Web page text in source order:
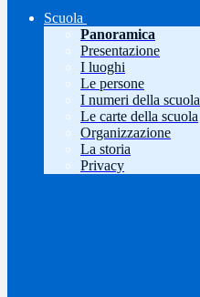
Scuola
Panoramica
Presentazione
I luoghi
Le persone
I numeri della scuola
Le carte della scuola
Organizzazione
La storia
Privacy